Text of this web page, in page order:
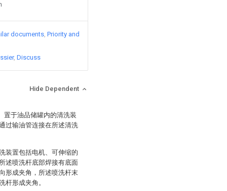
documents Priority and
Discuss
Hide Dependent
置于油品储罐内的清洗装
过输油管连接在所述清洗
装置包括电机、可伸缩的
述喷洗杆底部焊接有底面
形成夹角，所述喷洗杆末
杆形成夹角。